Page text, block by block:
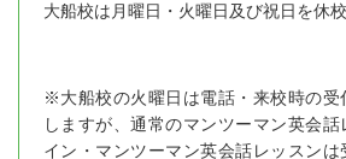
大船校は月曜日・火曜日及び祝日を休
※大船校の火曜日は電話・来校時の受
しますが、通常のマンツーマン英会話
イン・マンツーマン英会話レッスンは